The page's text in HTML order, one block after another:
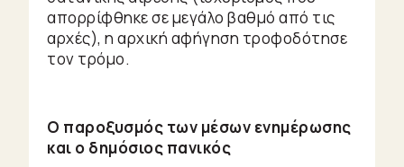
απορρίφθηκε σε μεγάλο βαθμό από τις
αρχές), η αρχική αφήγηση τροφοδότησε
τον τρόμο.
Ο παροξυσμός των μέσων ενημέρωσης
και ο δημόσιος πανικός